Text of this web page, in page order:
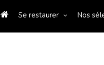
Se restaurer Nos